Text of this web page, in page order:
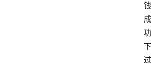
钱
成
功
下
过